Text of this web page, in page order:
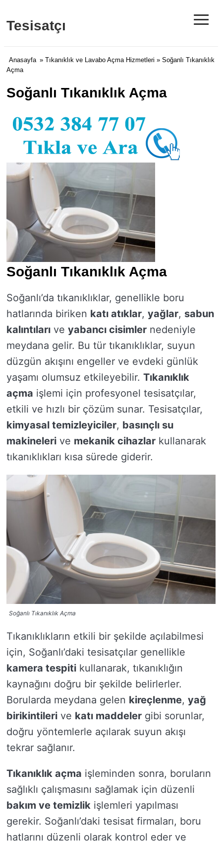
Tesisatçı ≡
Anasayfa » Tıkanıklık ve Lavabo Açma Hizmetleri » Soğanlı Tıkanıklık
Açma
Soğanlı Tıkanıklık Açma
Soğanlı Tıkanıklık Açma
Soğanlı’da tıkanıklıklar, genellikle boru
hatlarında biriken katı atıklar, yağlar, sabun
kalıntıları ve yabancı cisimler nedeniyle
meydana gelir. Bu tür tıkanıklıklar, suyun
düzgün akışını engeller ve evdeki günlük
yaşamı olumsuz etkileyebilir. Tıkanıklık
açma işlemi için profesyonel tesisatçılar,
etkili ve hızlı bir çözüm sunar. Tesisatçılar,
kimyasal temizleyiciler, basınçlı su
makineleri ve mekanik cihazlar kullanarak
tıkanıklıkları kısa sürede giderir.
Soğanlı Tıkanıklık Açma
Tıkanıklıkların etkili bir şekilde açılabilmesi
için, Soğanlı’daki tesisatçılar genellikle
kamera tespiti kullanarak, tıkanıklığın
kaynağını doğru bir şekilde belirlerler.
Borularda meydana gelen kireçlenme, yağ
birikintileri ve katı maddeler gibi sorunlar,
doğru yöntemlerle açılarak suyun akışı
tekrar sağlanır.
Tıkanıklık açma işleminden sonra, boruların
sağlıklı çalışmasını sağlamak için düzenli
bakım ve temizlik işlemleri yapılması
gerekir. Soğanlı’daki tesisat firmaları, boru
hatlarını düzenli olarak kontrol eder ve